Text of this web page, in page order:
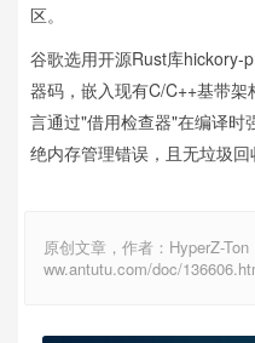
区。
谷歌选用开源Rust库hickory-
器码，嵌入现有C/C++基带
言通过"借用检查器"在编译时
绝内存管理错误，且无垃圾回
原创文章，作者：HyperZ-
ww.antutu.com/doc/